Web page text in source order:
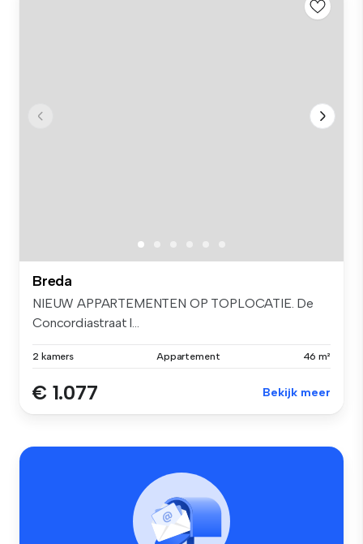
Breda
NIEUW APPARTEMENTEN OP TOPLOCATIE. De
Concordiastraat l...
2 kamers Appartement 46 m²
€ 1.077 Bekijk meer